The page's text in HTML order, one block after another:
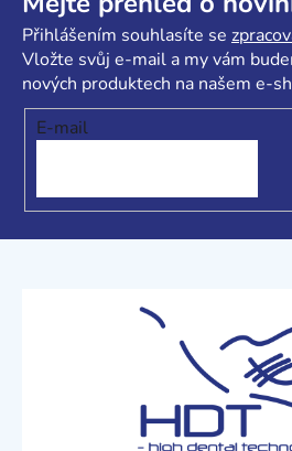
Přihlášením souhlasíte se
Vložte svůj e-mail a my vám
nových produktech na našem e-
E-mail